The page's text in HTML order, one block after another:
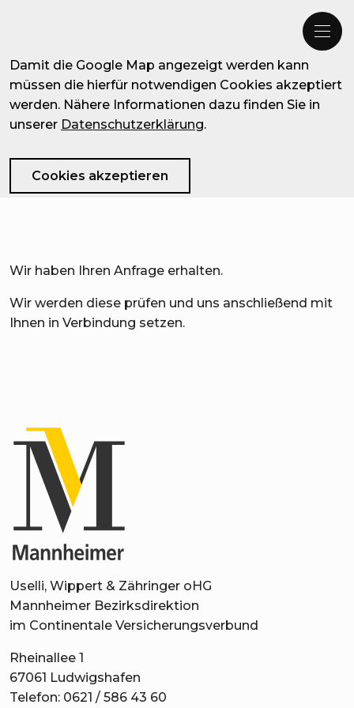
Damit die Google Map angezeigt werden kann
müssen die hierfür notwendigen Cookies akzeptiert
werden. Nähere Informationen dazu finden Sie in
unserer Datenschutzerklärung.
Cookies akzeptieren
Wir haben Ihren Anfrage erhalten.
Wir werden diese prüfen und uns anschließend mit
Ihnen in Verbindung setzen.
Uselli, Wippert & Zähringer oHG
Mannheimer Bezirksdirektion
im Continentale Versicherungsverbund
Rheinallee 1
67061 Ludwigshafen
Telefon: 0621 / 586 43 60